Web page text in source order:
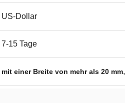
US-Dollar
7-15 Tage
mit einer Breite von mehr als 20 mm,